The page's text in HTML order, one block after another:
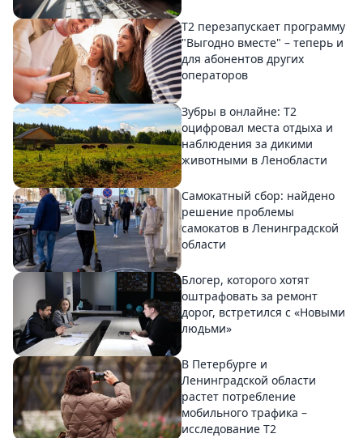
Т2 перезапускает программу
"Выгодно вместе" – теперь и
для абонентов других
операторов
Зубры в онлайне: Т2
оцифровал места отдыха и
наблюдения за дикими
животными в Ленобласти
Самокатный сбор: найдено
решение проблемы
самокатов в Ленинградской
области
Блогер, которого хотят
оштрафовать за ремонт
дорог, встретился с «Новыми
людьми»
В Петербурге и
Ленинградской области
растет потребление
мобильного трафика –
исследование T2